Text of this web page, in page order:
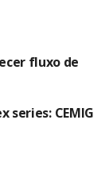
fluxo de
series: CEMIG